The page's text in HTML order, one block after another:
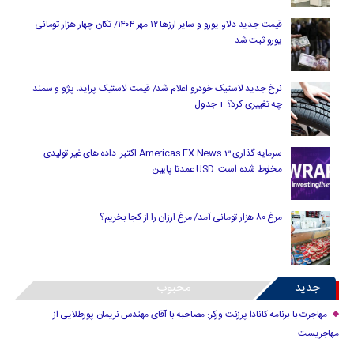
قیمت جدید دلار، یورو و سایر ارزها ۱۲ مهر ۱۴۰۴/ تکان چهار هزار تومانی
یورو ثبت شد
نرخ جدید لاستیک خودرو اعلام شد/ قیمت لاستیک پراید، پژو و سمند
چه تغییری کرد؟ + جدول
سرمایه گذاری Americas FX News 3 اکتبر: داده های غیر تولیدی
مخلوط شده است. USD عمدتا پایین.
مرغ ۸۰ هزار تومانی آمد/ مرغ ارزان را از کجا بخریم؟
جدید محبوب
مهاجرت با برنامه کانادا پرزنت ورکر: مصاحبه با آقای مهندس نریمان پورطلایی از
مهاجریست